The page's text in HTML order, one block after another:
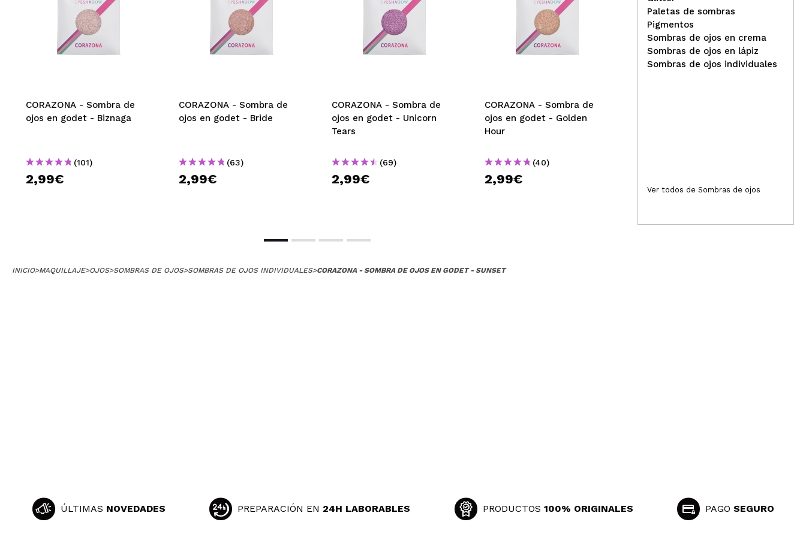
|
Hace 3 años Útil Responder
|
Opinión verificada|Hace 3 años
Ana Isabel
Sombra super Pigmentada
Excelente pigmentación
|
Opinión verificada|Hace 4 años Útil Responder
CORAZONA - Sombra de
ojos en godet - Biznaga
(101)
2,99€
CORAZONA - Sombra de
ojos en godet - Bride
(63)
2,99€
CORAZONA - Sombra de
ojos en godet - Unicorn
Tears
(69)
2,99€
CORAZONA - Sombra de
ojos en godet - Golden
Hour
(40)
2,99€
CORAZONA - Sombra de
ojos en godet - Kerid
Paletas de sombras
Pigmentos
Sombras de ojos en crema
Sombras de ojos en lápiz
Sombras de ojos individuales
Ver todos de Sombras de ojos
INICIO>MAQUILLAJE>OJOS>SOMBRAS DE OJOS>SOMBRAS DE OJOS INDIVIDUALES>CORAZONA - SOMBRA DE OJOS EN GODET - SUNSET
ÚLTIMAS NOVEDADES PREPARACIÓN EN 24H LABORABLES PRODUCTOS 100% ORIGINALES PAGO SEGURO